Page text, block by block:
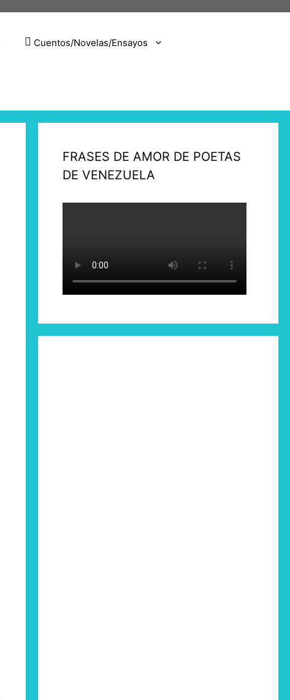
Cuentos/Novelas/Ensayos
FRASES DE AMOR DE POETAS
DE VENEZUELA